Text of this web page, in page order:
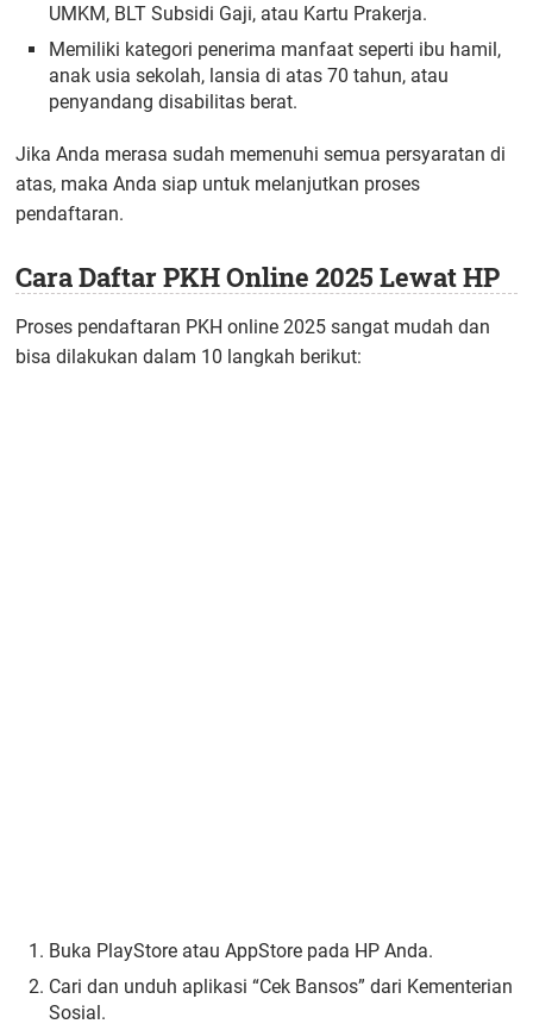
UMKM, BLT Subsidi Gaji, atau Kartu Prakerja.
Memiliki kategori penerima manfaat seperti ibu hamil,
anak usia sekolah, lansia di atas 70 tahun, atau
penyandang disabilitas berat.
Jika Anda merasa sudah memenuhi semua persyaratan di
atas, maka Anda siap untuk melanjutkan proses
pendaftaran.
Cara Daftar PKH Online 2025 Lewat HP
Proses pendaftaran PKH online 2025 sangat mudah dan
bisa dilakukan dalam 10 langkah berikut:
Buka PlayStore atau AppStore pada HP Anda.
Cari dan unduh aplikasi “Cek Bansos” dari Kementerian
Sosial.